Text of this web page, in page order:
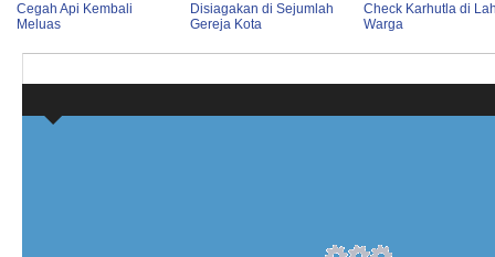
Cegah Api Kembali
Meluas
Disiagakan di Sejumlah
Gereja Kota
Check Karhutla di
Warga